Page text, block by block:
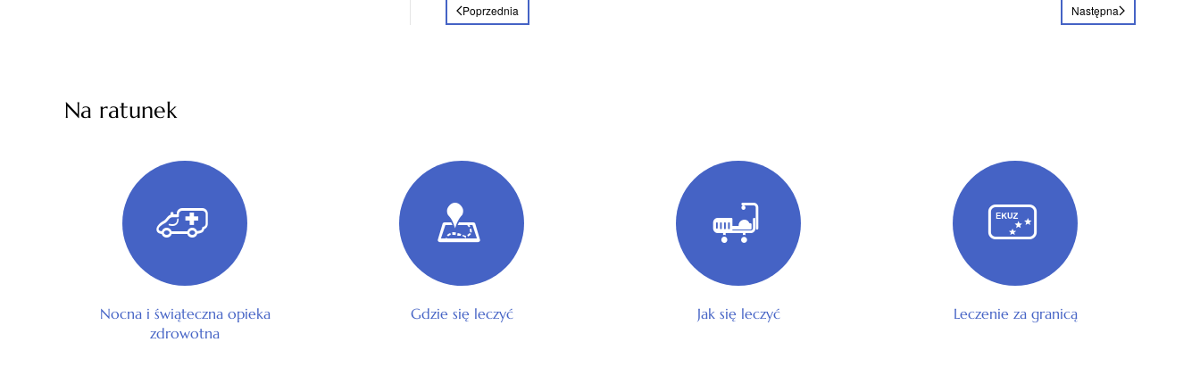
Poprzednia Następna
Na ratunek
Nocna i świąteczna opieka
zdrowotna
Gdzie się leczyć Jak się leczyć Leczenie za granicą